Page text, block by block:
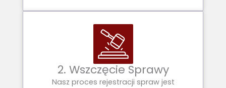
2. Wszczęcie Sprawy
Nasz proces rejestracji spraw jest